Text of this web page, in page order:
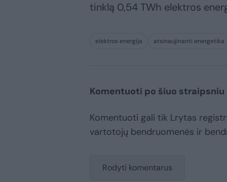
tinklą 0,54 TWh elektros
elektros energija atsinaujinanti energetika
Komentuoti po šiuo straipsniu
Komentuoti gali tik Lrytas
vartotojų bendruomenės ir
Rodyti komentarus